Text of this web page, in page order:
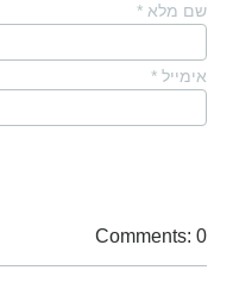
שם מלא *
אימייל *
Comments: 0